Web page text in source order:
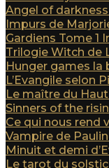
Angel of
Impurs de
Gardiens Tome 1
Trilogie Witch de
Hunger games la
L’Evangile selon
Le maître du
Sinners of the
Ce qui nous rend
Vampire de
Minuit et demi
Le tarot du